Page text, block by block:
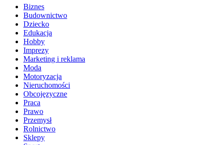
Biznes
Budownictwo
Dziecko
Edukacja
Hobby
Imprezy
Marketing i reklama
Moda
Motoryzacja
Nieruchomości
Obcojęzyczne
Praca
Prawo
Przemysł
Rolnictwo
Sklepy